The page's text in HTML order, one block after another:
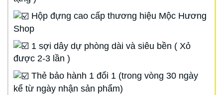
Hộp đựng cao cấp thương hiệu Mộc Hương
Shop
1 sợi dây dự phòng dài và siêu bền ( Xỏ
được 2-3 lần )
Thẻ bảo hành 1 đổi 1 (trong vòng 30 ngày
kể từ ngày nhận sản phẩm)